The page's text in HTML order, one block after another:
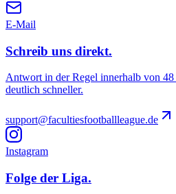
E-Mail
Schreib uns direkt.
Antwort in der Regel innerhalb von
deutlich schneller.
support@facultiesfootballleague.de
Instagram
Folge der Liga.